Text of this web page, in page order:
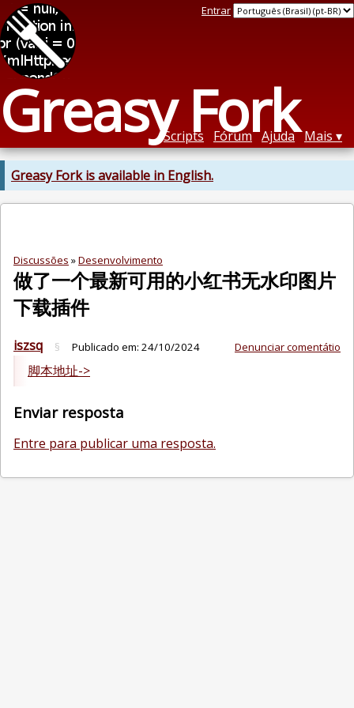
Greasy Fork
Entrar
Scripts Fórum Ajuda Mais
Greasy Fork is available in English.
Discussões »Desenvolvimento
做了一个最新可用的小红书无水印图片
下载插件
iszsq § Publicado em: 24/10/2024 Denunciar comentátio
脚本地址->
Enviar resposta
Entre para publicar uma resposta.